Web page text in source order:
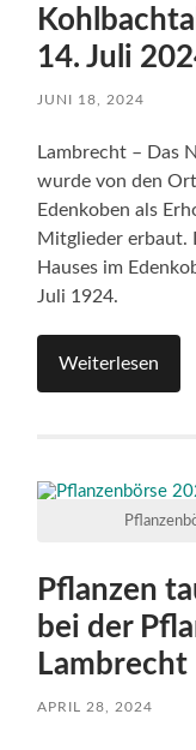
14. Juli
JUNI 18, 2024
Lambrecht – Das
wurde von den
Edenkoben als
Mitglieder erbaut.
Hauses im
Juli 1924.
Weiterlesen
Pflanzen
bei der
Lambrecht
APRIL 28, 2024